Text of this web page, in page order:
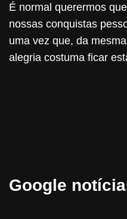
É normal querermos
nossas conquistas
uma vez que, da
alegria costuma ficar
Google